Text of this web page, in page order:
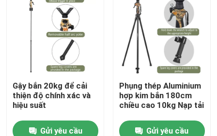
Sản phẩm
Hướng dẫn VR
Về chúng tôi
Gậy bắn 20kg để cải
thiện độ chính xác và
hiệu suất
Gửi yêu cầu
Phụng thép Aluminium
hợp kim bắn 180cm
chiều cao 10kg Nạp tải
Gửi yêu cầu